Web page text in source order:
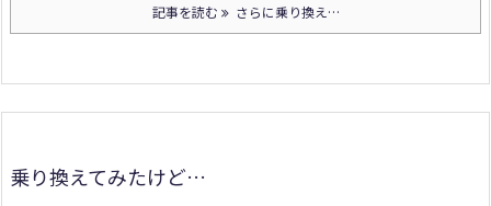
記事を読む さらに乗り換え…
乗り換えてみたけど…